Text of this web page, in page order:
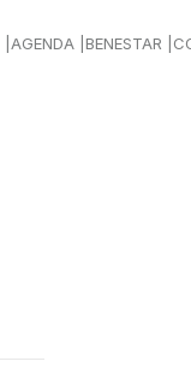
AGENDA BENESTAR